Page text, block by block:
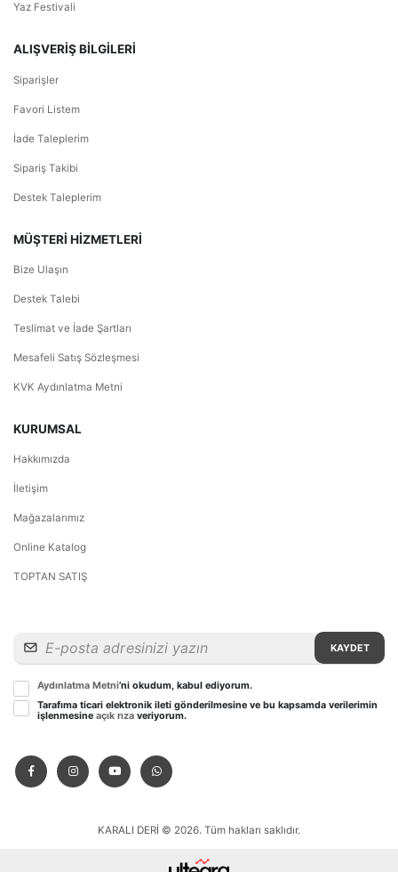
Yaz Festivali
ALIŞVERİŞ BİLGİLERİ
Siparişler
Favori Listem
İade Taleplerim
Sipariş Takibi
Destek Taleplerim
MÜŞTERİ HİZMETLERİ
Bize Ulaşın
Destek Talebi
Teslimat ve İade Şartları
Mesafeli Satış Sözleşmesi
KVK Aydınlatma Metni
KURUMSAL
Hakkımızda
İletişim
Mağazalarımız
Online Katalog
TOPTAN SATIŞ
KAYDET
Aydınlatma Metni’ni okudum, kabul ediyorum.
Tarafıma ticari elektronik ileti gönderilmesine ve bu kapsamda verilerimin
işlenmesine açık rıza veriyorum.
KARALI DERİ © 2026. Tüm hakları saklıdır.